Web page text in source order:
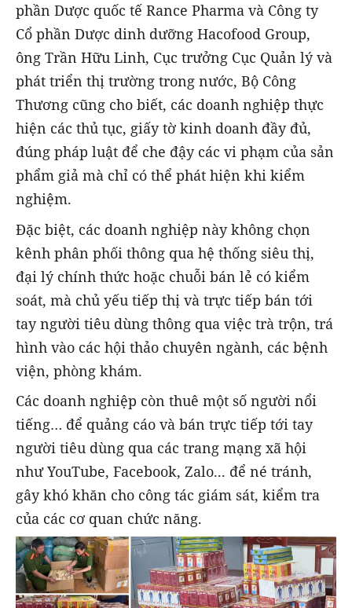
phần Dược quốc tế Rance Pharma và Công ty
Cổ phần Dược dinh dưỡng Hacofood Group,
ông Trần Hữu Linh, Cục trưởng Cục Quản lý và
phát triển thị trường trong nước, Bộ Công
Thương cũng cho biết, các doanh nghiệp thực
hiện các thủ tục, giấy tờ kinh doanh đầy đủ,
đúng pháp luật để che đậy các vi phạm của sản
phẩm giả mà chỉ có thể phát hiện khi kiểm
nghiệm.
Đặc biệt, các doanh nghiệp này không chọn
kênh phân phối thông qua hệ thống siêu thị,
đại lý chính thức hoặc chuỗi bán lẻ có kiểm
soát, mà chủ yếu tiếp thị và trực tiếp bán tới
tay người tiêu dùng thông qua việc trà trộn, trá
hình vào các hội thảo chuyên ngành, các bệnh
viện, phòng khám.
Các doanh nghiệp còn thuê một số người nổi
tiếng… để quảng cáo và bán trực tiếp tới tay
người tiêu dùng qua các trang mạng xã hội
như YouTube, Facebook, Zalo... để né tránh,
gây khó khăn cho công tác giám sát, kiểm tra
của các cơ quan chức năng.